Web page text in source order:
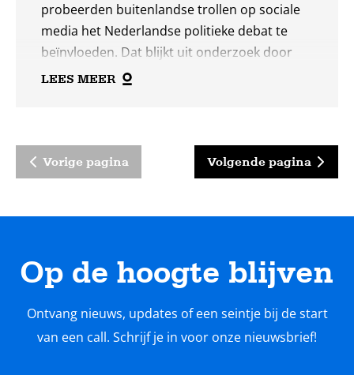
probeerden buitenlandse trollen op sociale
media het Nederlandse politieke debat te
beïnvloeden. Dat blijkt uit onderzoek door
HEIO, een consortium van onderzoekers dat
LEES MEER
Vorige pagina Volgende pagina
Op de hoogte blijven
Ontvang nieuws, updates of een seintje bij de start
van een call. Schrijf je in voor onze nieuwsbrief!